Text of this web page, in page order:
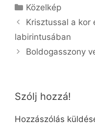
Kategória
Közelkép
Krisztussal a kor
labirintusában
Boldogasszony
Szólj hozzá!
Hozzászólás